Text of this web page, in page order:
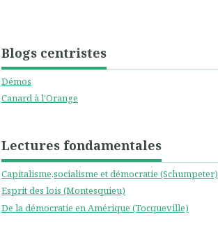
Blogs centristes
Démos
Canard à l'Orange
Lectures fondamentales
Capitalisme,socialisme et démocratie (Schumpeter)
Esprit des lois (Montesquieu)
De la démocratie en Amérique (Tocqueville)